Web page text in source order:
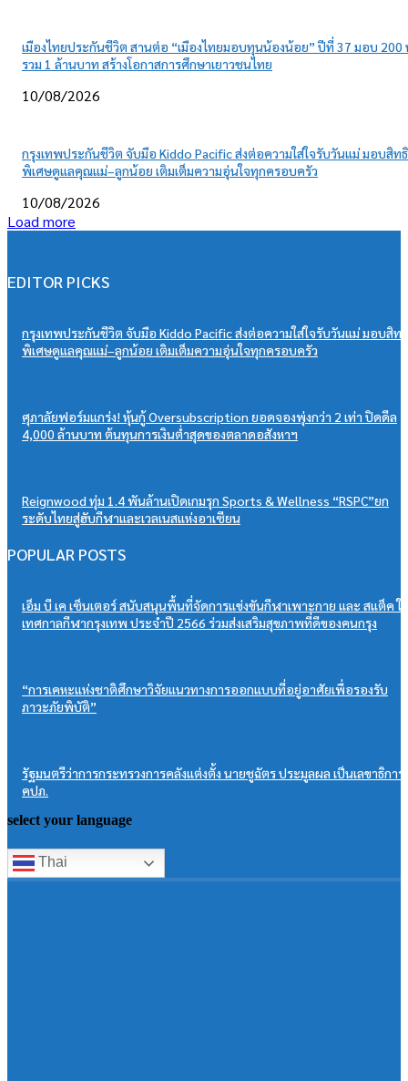
เมืองไทยประกันชีวิต สานต่อ “เมืองไทยมอบทุนน้องน้อย” ปีที่ 37 มอบ 200
รวม 1 ล้านบาท สร้างโอกาสการศึกษาเยาวชนไทย
10/08/2026
กรุงเทพประกันชีวิต จับมือ Kiddo Pacific ส่งต่อความใส่ใจรับวันแม่ มอบสิทธิ
พิเศษดูแลคุณแม่–ลูกน้อย เติมเต็มความอุ่นใจทุกครอบครัว
10/08/2026
Load more
EDITOR PICKS
กรุงเทพประกันชีวิต จับมือ Kiddo Pacific ส่งต่อความใส่ใจรับวันแม่ มอบสิทธิ
พิเศษดูแลคุณแม่–ลูกน้อย เติมเต็มความอุ่นใจทุกครอบครัว
ศุภาลัยฟอร์มแกร่ง! หุ้นกู้ Oversubscription ยอดจองพุ่งกว่า 2 เท่า ปิดดีล
4,000 ล้านบาท ต้นทุนการเงินต่ำสุดของตลาดอสังหาฯ
Reignwood ทุ่ม 1.4 พันล้านเปิดเกมรุก Sports & Wellness “RSPC”ยก
ระดับไทยสู่ฮับกีฬาและเวลเนสแห่งอาเซียน
POPULAR POSTS
เอ็ม บี เค เซ็นเตอร์ สนับสนุนพื้นที่จัดการแข่งขันกีฬาเพาะกาย และ สแต็ค ใ
เทศกาลกีฬากรุงเทพ ประจำปี 2566 ร่วมส่งเสริมสุขภาพที่ดีของคนกรุง
“การเคหะแห่งชาติศึกษาวิจัยแนวทางการออกแบบที่อยู่อาศัยเพื่อรองรับ
ภาวะภัยพิบัติ”
รัฐมนตรีว่าการกระทรวงการคลังแต่งตั้ง นายชูฉัตร ประมูลผล เป็นเลขาธิการ
คปภ.
select your language
Thai